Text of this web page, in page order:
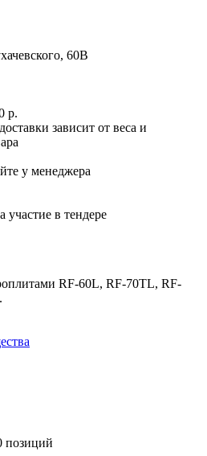
60В
р.
зависит от веса и
у менеджера
в тендере
RF-60L, RF-70TL, RF-